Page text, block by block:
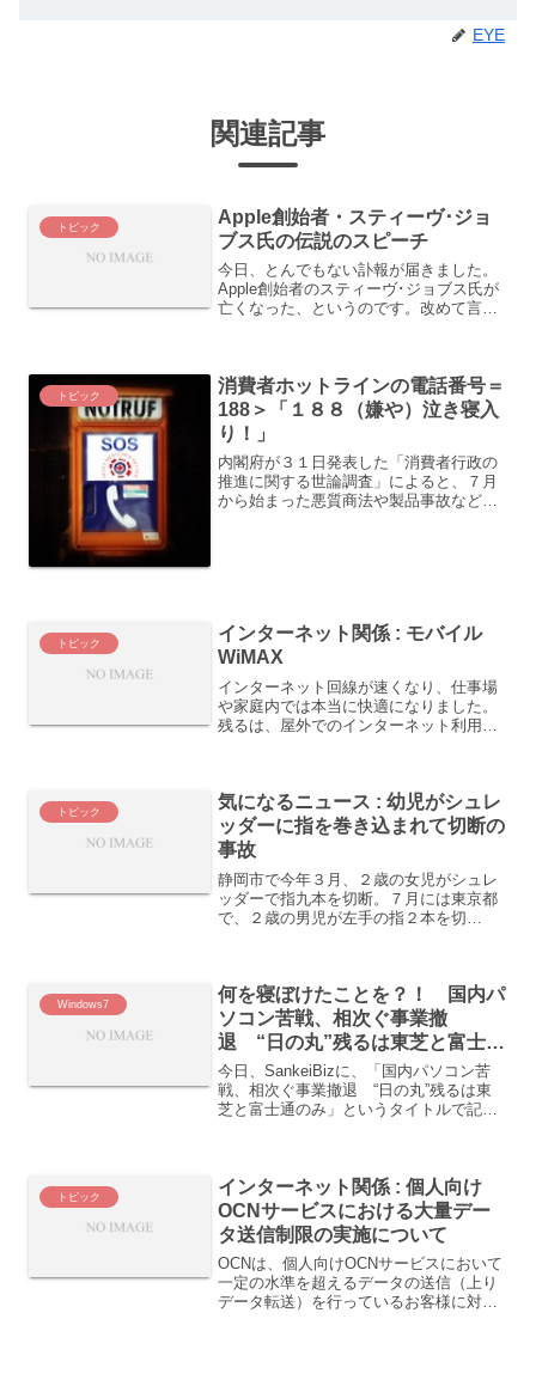
EYE
関連記事
トピック
Apple創始者・スティーヴ･ジョ
ブス氏の伝説のスピーチ
今日、とんでもない訃報が届きました。
Apple創始者のスティーヴ･ジョブス氏が
亡くなった、というのです。改めて言う
Team-EYEの方に...
トピック
消費者ホットラインの電話番号＝
188＞「１８８（嫌や）泣き寝入
り！」
内閣府が３１日発表した「消費者行政の
推進に関する世論調査」によると、７月
から始まった悪質商法や製品事故など生
トピック
インターネット関係 : モバイル
WiMAX
インターネット回線が速くなり、仕事場
や家庭内では本当に快適になりました。
残るは、屋外でのインターネット利用だ
を入れると、いろいろ...
トピック
気になるニュース : 幼児がシュレ
ッダーに指を巻き込まれて切断の
事故
静岡市で今年３月、２歳の女児がシュレ
ッダーで指九本を切断。７月には東京都
で、２歳の男児が左手の指２本を切
かし、家庭でシュレッダーを利...
Windows7
何を寝ぼけたことを？！ 国内パ
ソコン苦戦、相次ぐ事業撤
退 “日の丸”残るは東芝と富士通
のみ
今日、SankeiBizに、「国内パソコン苦
戦、相次ぐ事業撤退 “日の丸”残るは東
芝と富士通のみ」というタイトルで記事
トピック
インターネット関係 : 個人向け
OCNサービスにおける大量デー
タ送信制限の実施について
OCNは、個人向けOCNサービスにおいて
一定の水準を超えるデータの送信（上り
データ転送）を行っているお客様に対し